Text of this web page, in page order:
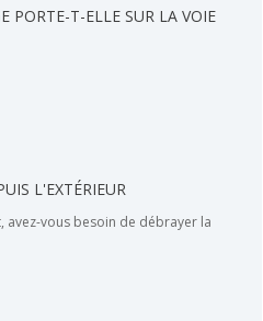
PORTE-T-ELLE SUR LA VOIE
L'EXTÉRIEUR
avez-vous besoin de débrayer la